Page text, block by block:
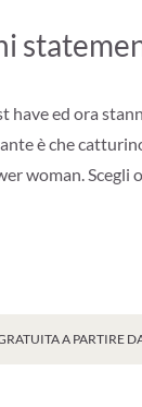
ed ora
è che
woman. Scegli
A PARTIRE